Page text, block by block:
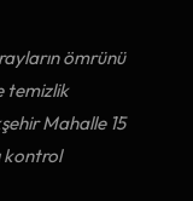
ömrünü
temizlik
Mahalle 15
kontrol